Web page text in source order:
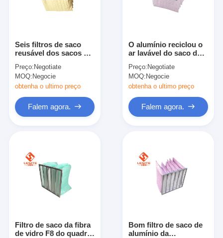
Seis filtros de saco
reusável dos sacos F9,
mícrons para o
sistema da condição
do ar
Preço: Negotiate
MOQ: Negocie
obtenha o ultimo preço
Falem agora.
O alumínio reciclou o
ar lavável do saco do
cor-de-rosa
Preço: Negotiate
MOQ: Negocie
obtenha o ultimo preço
Falem agora.
Filtro de saco da fibra
de vidro F8 do quadro
Bom filtro de saco de
alumínio da